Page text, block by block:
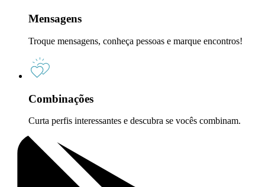
Mensagens
Troque mensagens, conheça pessoas e marque encontros!
Combinações
Curta perfis interessantes e descubra se vocês combinam.